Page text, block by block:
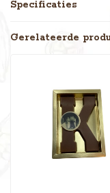
Specificaties
Gerelateerde